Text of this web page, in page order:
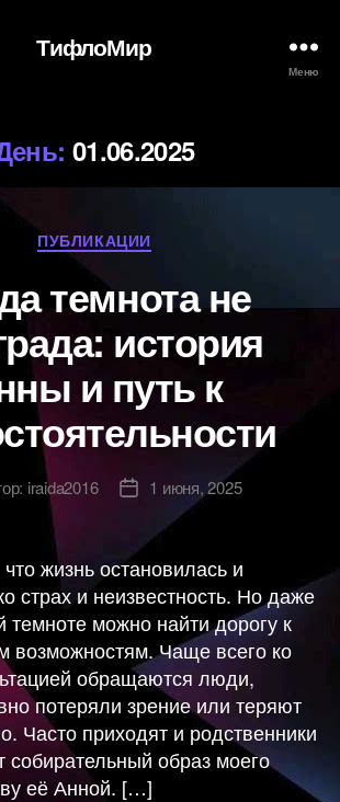
ТифлоМир
Меню
01.06.2025
Рубрики
ПУБЛИКАЦИИ
темнота не
история
и путь к
iraida2016
Дата1 июня, 2025
жизнь остановилась и
страх и неизвестность. Но даже
темноте можно найти дорогу к
возможностям. Чаще всего ко
обращаются люди,
потеряли зрение или теряют
Часто приходят и родственники
образ моего
её Анной. […]